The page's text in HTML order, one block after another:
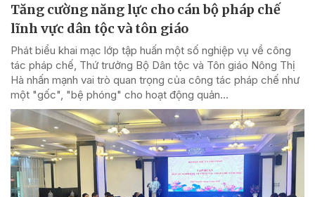
Tăng cường năng lực cho cán bộ pháp chế
lĩnh vực dân tộc và tôn giáo
Phát biểu khai mạc lớp tập huấn một số nghiệp vụ về công
tác pháp chế, Thứ trưởng Bộ Dân tộc và Tôn giáo Nông Thị
Hà nhấn mạnh vai trò quan trọng của công tác pháp chế như
một "gốc", "bệ phóng" cho hoạt động quản...